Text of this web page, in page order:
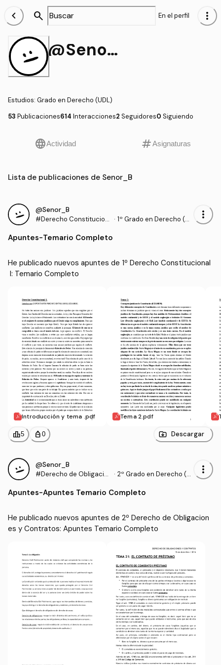
chevron_left search En el perfil more_vert
@Senor_B
Estudios: Grado en Derecho (UDL)
53 Publicaciones614 Interacciones2 Seguidores0 Siguiendo
languageActividad tagAsignaturas
Lista de publicaciones de Senor_B
@Senor_B
#Derecho Constitucion
· 1º Grado en Derecho (U
more_vert
Apuntes-Temario Completo
He publicado nuevos apuntes de 1º Derecho Constitucional
I: Temario Completo
Introducción y tema .pdf Tema 2.pdf
leaderboard5 personal_bag 0 Descargar
@Senor_B
#Derecho de Obligacio
· 2º Grado en Derecho (U
more_vert
Apuntes-Apuntes Temario Completo
He publicado nuevos apuntes de 2º Derecho de Obligacion
es y Contratos: Apuntes Temario Completo